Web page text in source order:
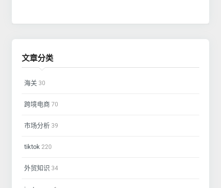
文章分类
海关 30
跨境电商 70
市场分析 39
tiktok 220
外贸知识 34